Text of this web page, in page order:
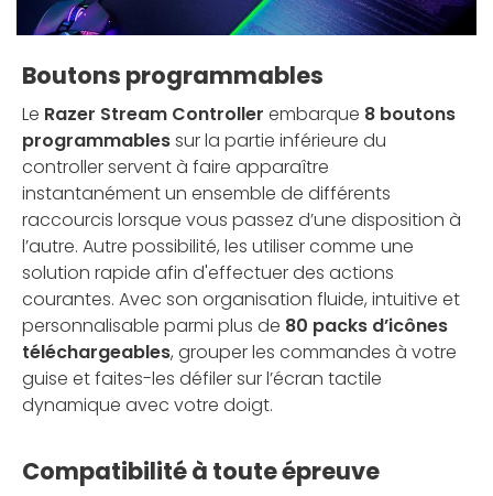
Boutons programmables
Le Razer Stream Controller embarque 8 boutons
programmablessur la partie inférieure du
controller servent à faire apparaître
instantanément un ensemble de différents
raccourcis lorsque vous passez d’une disposition à
l’autre. Autre possibilité, les utiliser comme une
solution rapide afin d'effectuer des actions
courantes. Avec son organisation fluide, intuitive et
personnalisable parmi plus de 80 packs d’icônes
téléchargeables, grouper les commandes à votre
guise et faites-les défiler sur l’écran tactile
dynamique avec votre doigt.
Compatibilité à toute épreuve